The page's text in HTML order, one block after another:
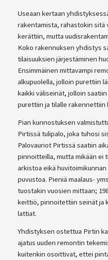
Useaan kertaan
rakentamista, rahastokin
kerättiin, mutta
Koko rakennuksen yhdistys
tilaisuuksien järjestäminen
Ensimmäinen mittavampi
alkupuolella, jolloin purettiin
kaikki väliseinät, jolloin
purettiin ja tilalle rakennettiin
Pian kunnostuksen
Pirtissä tulipalo, joka tuhosi
Palovauriot Pirtissä saatiin
pinnoitteilla, mutta mikään ei
arkistoa eikä
puvustoa. Pieniä maalaus-
tuostakin vuosien mittaan;
keittiö, pinnoitettiin seinät ja
lattiat.
Yhdistyksen ostettua Pirtin
ajatus uuden remontin
kuitenkin osoittivat, ettei